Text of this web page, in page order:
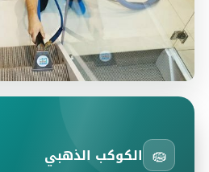
🧽 الكوكب الذهبي